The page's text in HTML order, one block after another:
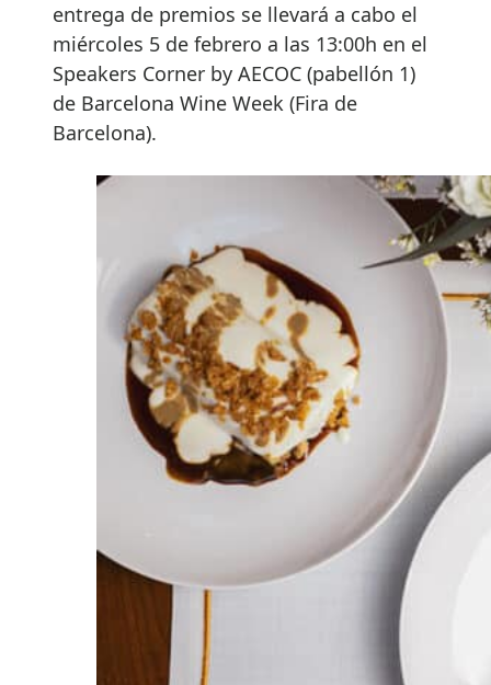
entrega de premios se llevará a cabo el
miércoles 5 de febrero a las 13:00h en el
Speakers Corner by AECOC (pabellón 1)
de Barcelona Wine Week (Fira de
Barcelona).